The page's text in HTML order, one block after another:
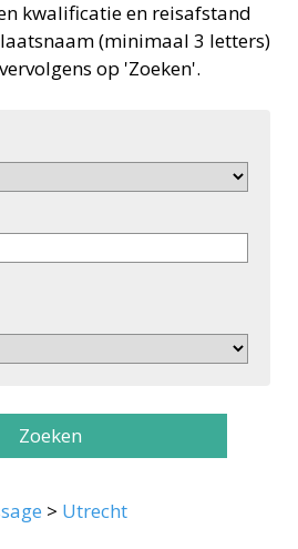
kwalificatie en reisafstand
(minimaal 3 letters)
op 'Zoeken'.
Zoeken
> Utrecht